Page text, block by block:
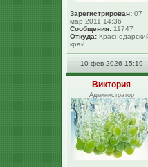
Зарегистрирован: 07
мар 2011 14:36
Сообщения: 11747
Откуда:
край
10 фев 2026 15:19
Виктория
Администратор